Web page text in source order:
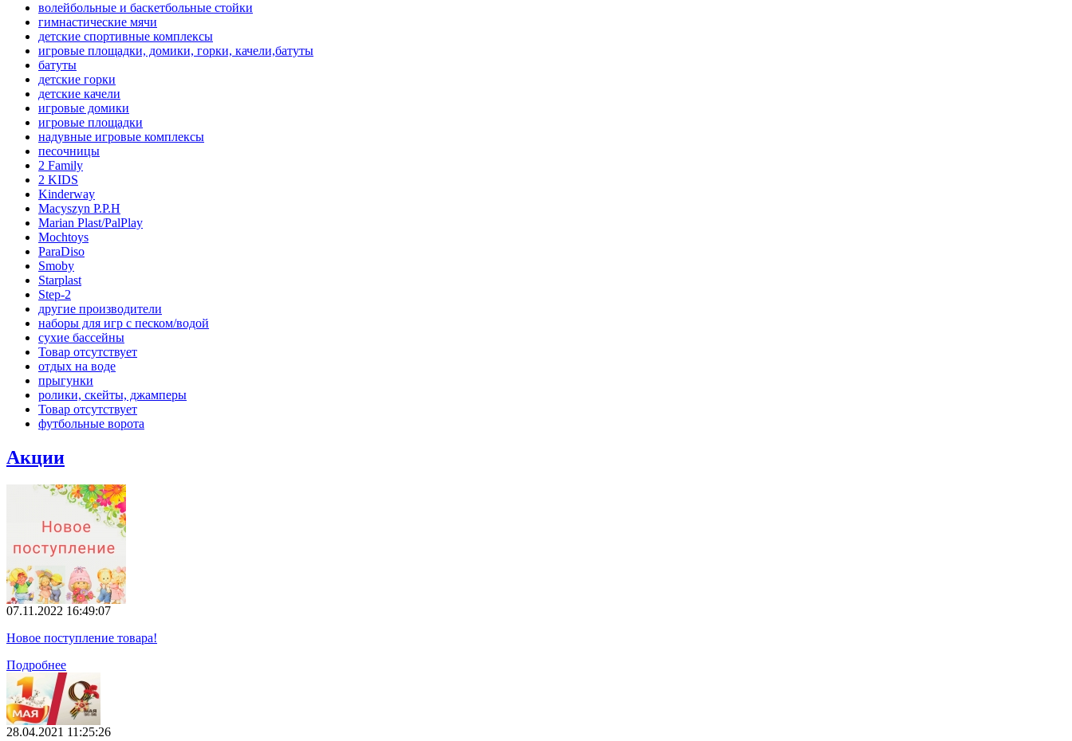
волейбольные и баскетбольные стойки
гимнастические мячи
детские спортивные комплексы
игровые площадки, домики, горки, качели,батуты
батуты
детские горки
детские качели
игровые домики
игровые площадки
надувные игровые комплексы
песочницы
2 Family
2 KIDS
Kinderway
Macyszyn P.P.H
Marian Plast/PalPlay
Mochtoys
ParaDiso
Smoby
Starplast
Step-2
другие производители
наборы для игр с песком/водой
сухие бассейны
Товар отсутствует
отдых на воде
прыгунки
ролики, скейты, джамперы
Товар отсутствует
футбольные ворота
Акции
07.11.2022 16:49:07
Новое поступление товара!
Подробнее
28.04.2021 11:25:26